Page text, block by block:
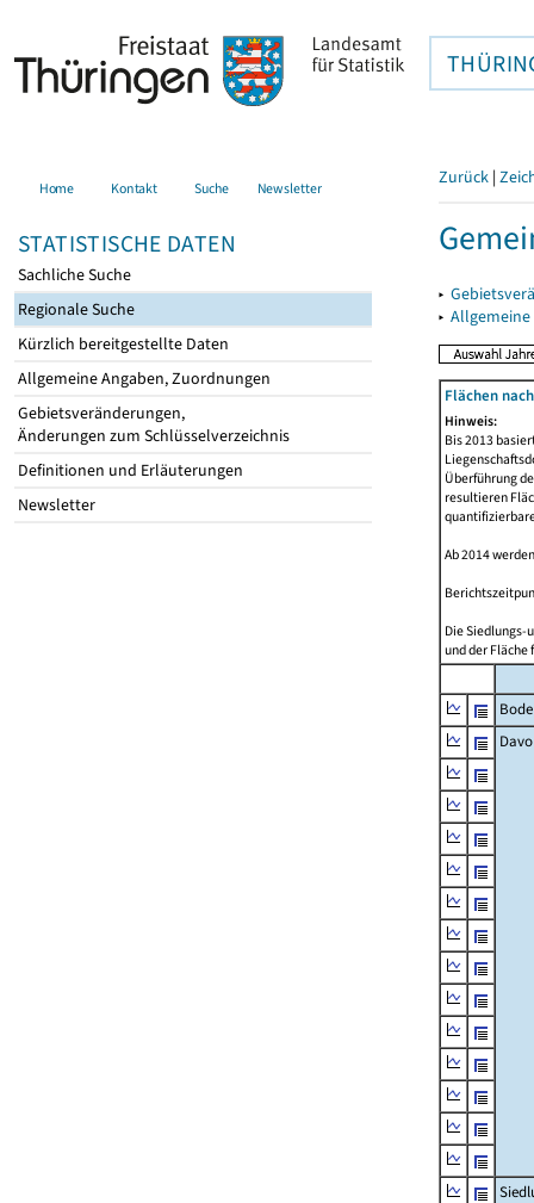
Home Kontakt Suche Newsletter
STATISTISCHE DATEN
Sachliche Suche
Regionale Suche
Kürzlich bereitgestellte Daten
Allgemeine Angaben, Zuordnungen
Gebietsveränderungen,
Änderungen zum Schlüsselverzeichnis
Definitionen und Erläuterungen
Newsletter
Zurück |
▸
▸
Flächen
Hinweis:
Bis 2013
Überführung
resultieren
Ab 2014
Die Siedlungs-
und der Fläche